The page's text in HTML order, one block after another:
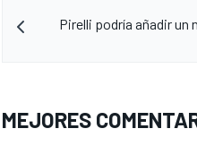
Pirelli podría añadir un
MEJORES